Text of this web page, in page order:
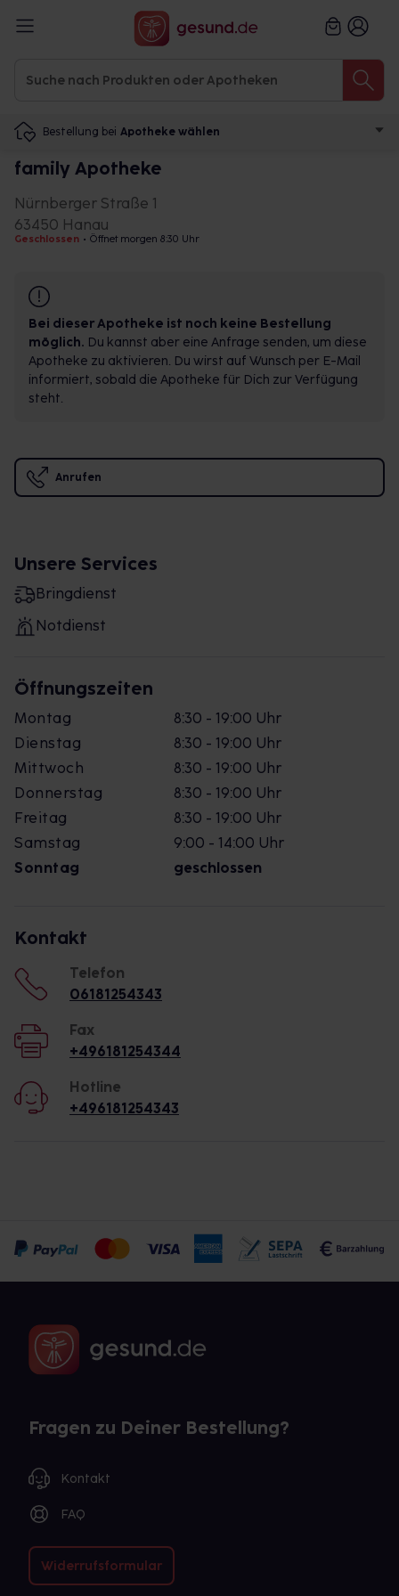
Bestellung bei Apotheke wählen
family Apotheke
Nürnberger Straße 1
63450 Hanau
Geschlossen • Öffnet morgen 8:30 Uhr
Bei dieser Apotheke ist noch keine Bestellung
möglich. Du kannst aber eine Anfrage senden, um diese
Apotheke zu aktivieren. Du wirst auf Wunsch per E-Mail
informiert, sobald die Apotheke für Dich zur Verfügung
steht.
Anrufen
Unsere Services
Bringdienst
Notdienst
Öffnungszeiten
Montag
8:30 - 19:00 Uhr
Dienstag
8:30 - 19:00 Uhr
Mittwoch
8:30 - 19:00 Uhr
Donnerstag
8:30 - 19:00 Uhr
Freitag
8:30 - 19:00 Uhr
Samstag
9:00 - 14:00 Uhr
Sonntag
geschlossen
Kontakt
Telefon
06181254343
Fax
+496181254344
Hotline
+496181254343
Fragen zu Deiner Bestellung?
Kontakt
FAQ
Widerrufsformular